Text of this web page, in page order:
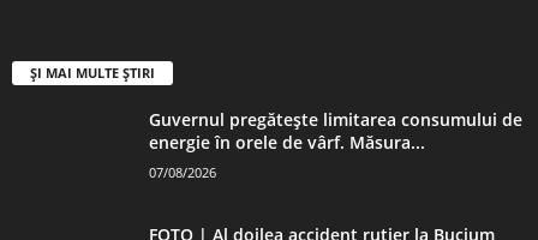
ȘI MAI MULTE ȘTIRI
Guvernul pregătește limitarea consumului de
energie în orele de vârf. Măsura...
07/08/2026
FOTO | Al doilea accident rutier la Bucium